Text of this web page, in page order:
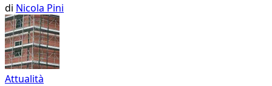
di Nicola Pini
Attualità